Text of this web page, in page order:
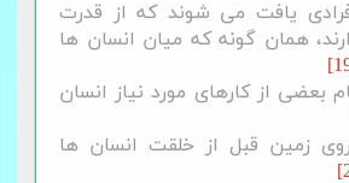
یافت می شوند که از قدرت
همان گونه که میان انسان ‏ها
بعضی از کارهای مورد نیاز انسان
زمین قبل از خلقت انسان ‏ها